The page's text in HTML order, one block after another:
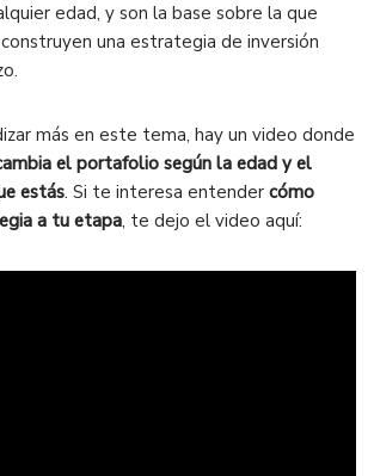
edad, y son la base sobre la que
una estrategia de inversión
más en este tema, hay un video donde
el portafolio según la edad y el
estás. Si te interesa entender cómo
a tu etapa, te dejo el video aquí: